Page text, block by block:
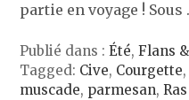
partie en voyage ! Sous
Publié dans :Été,Flans
Tagged: Cive, Courgette
muscade, parmesan,